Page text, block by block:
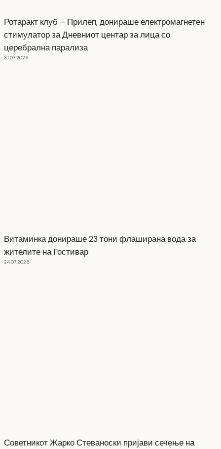
Ротаракт клуб – Прилеп, донираше електромагнетен
стимулатор за Дневниот центар за лица со
церебрална парализа
31.07.2026
Витаминка донираше 23 тони флаширана вода за
жителите на Гостивар
24.07.2026
Советникот Жарко Стеваноски пријави сечење на